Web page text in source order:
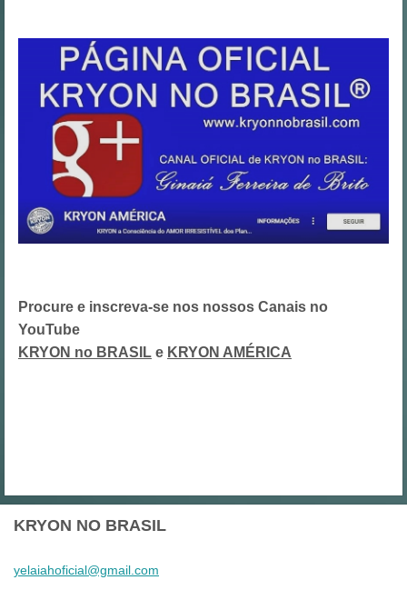
Procure e inscreva-se nos nossos Canais no
YouTube
KRYON no BRASIL e KRYON AMÉRICA
KRYON NO BRASIL
yelaiahoficial@gmail.com